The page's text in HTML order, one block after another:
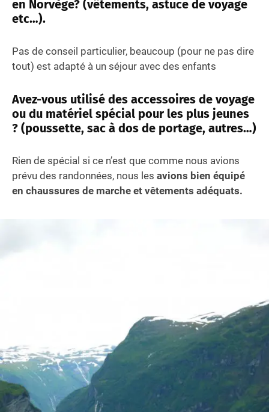
en Norvège? (vêtements, astuce de voyage
etc…).
Pas de conseil particulier, beaucoup (pour ne pas dire
tout) est adapté à un séjour avec des enfants
Avez-vous utilisé des accessoires de voyage
ou du matériel spécial pour les plus jeunes
? (poussette, sac à dos de portage, autres…)
Rien de spécial si ce n’est que comme nous avions
prévu des randonnées, nous les avions bien équipé
en chaussures de marche et vêtements adéquats.